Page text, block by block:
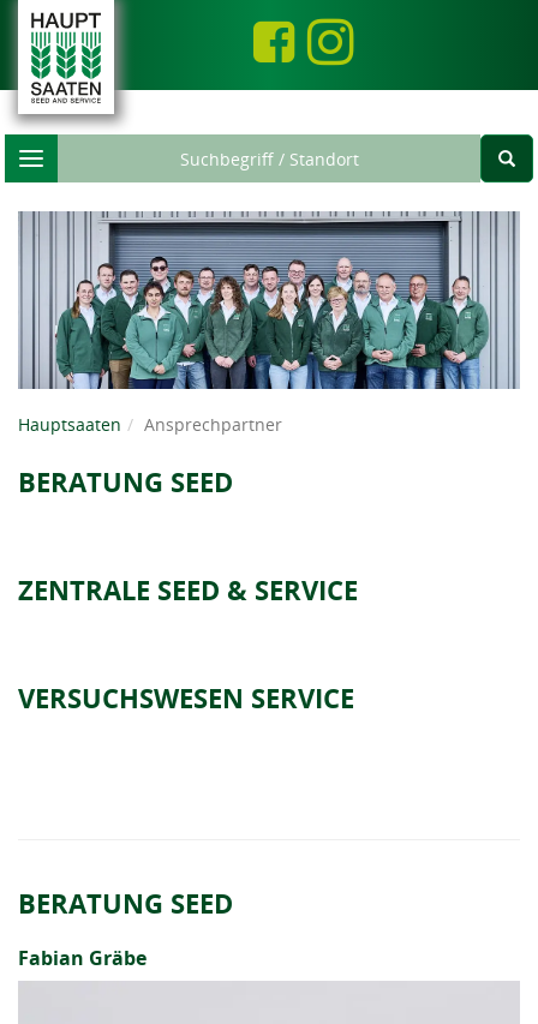
Toggle
navigation
Hauptsaaten Ansprechpartner
BERATUNG SEED
ZENTRALE SEED & SERVICE
VERSUCHSWESEN SERVICE
BERATUNG SEED
Fabian Gräbe